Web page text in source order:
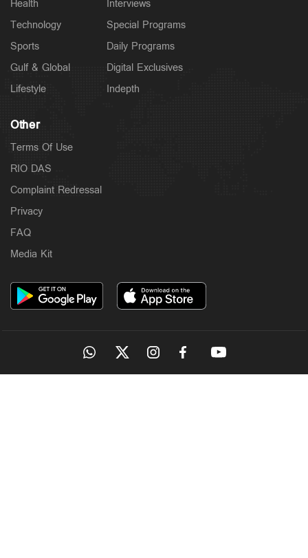
Health
Technology
Sports
Gulf & Global
Lifestyle
Interviews
Special Programs
Daily Programs
Digital Exclusives
Indepth
Other
Terms Of Use
RIO DAS
Complaint Redressal
Privacy
FAQ
Media Kit